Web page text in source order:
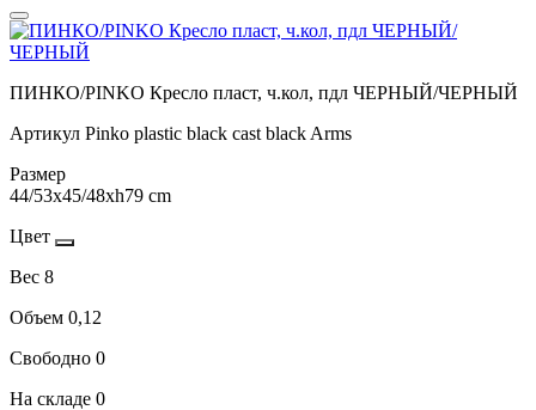
ПИНКО/PINKO Кресло пласт, ч.кол, пдл ЧЕРНЫЙ/ЧЕРНЫЙ
Артикул Pinko plastic black cast black Arms
Размер
44/53x45/48xh79 cm
Цвет
Вес 8
Объем 0,12
Свободно 0
На складе 0